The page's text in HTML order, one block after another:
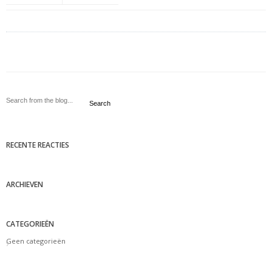
Search
RECENTE REACTIES
ARCHIEVEN
CATEGORIEËN
Geen categorieën